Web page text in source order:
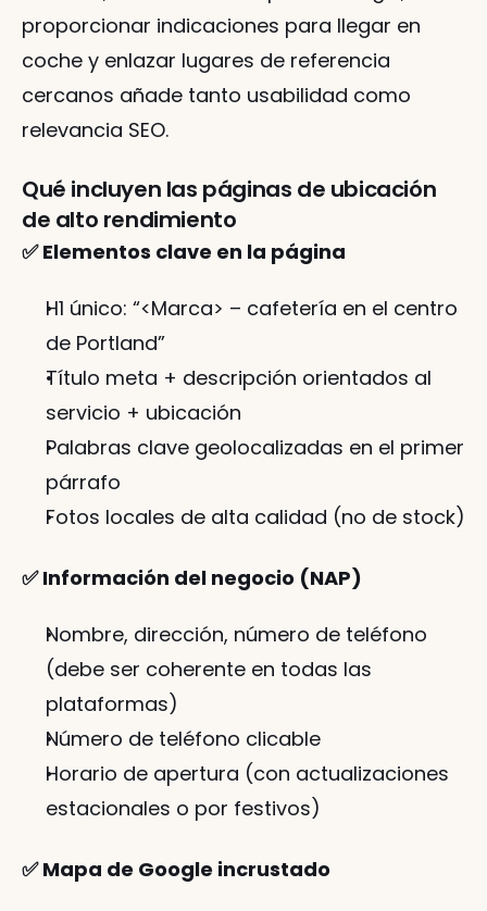
proporcionar indicaciones para llegar en
coche y enlazar lugares de referencia
cercanos añade tanto usabilidad como
relevancia SEO.
Qué incluyen las páginas de ubicación
de alto rendimiento
✅ Elementos clave en la página
H1 único: “<Marca> – cafetería en el centro
de Portland”
Título meta + descripción orientados al
servicio + ubicación
Palabras clave geolocalizadas en el primer
párrafo
Fotos locales de alta calidad (no de stock)
✅ Información del negocio (NAP)
Nombre, dirección, número de teléfono
(debe ser coherente en todas las
plataformas)
Número de teléfono clicable
Horario de apertura (con actualizaciones
estacionales o por festivos)
✅ Mapa de Google incrustado